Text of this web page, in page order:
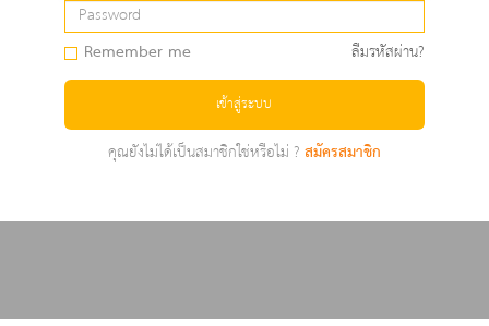
Remember me ลืมรหัสผ่าน?
เข้าสู่ระบบ
คุณยังไม่ได้เป็นสมาชิกใช่หรือไม่ ?สมัครสมาชิก